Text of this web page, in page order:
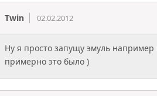
Twin 02.02.2012
Ну я просто запущу эмуль
примерно это было )